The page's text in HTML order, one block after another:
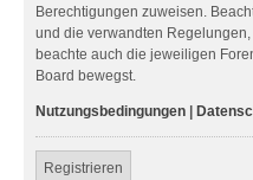
Berechtigungen zuweisen.
und die verwandten
beachte auch die jeweiligen
Board bewegst.
Nutzungsbedingungen |
Registrieren